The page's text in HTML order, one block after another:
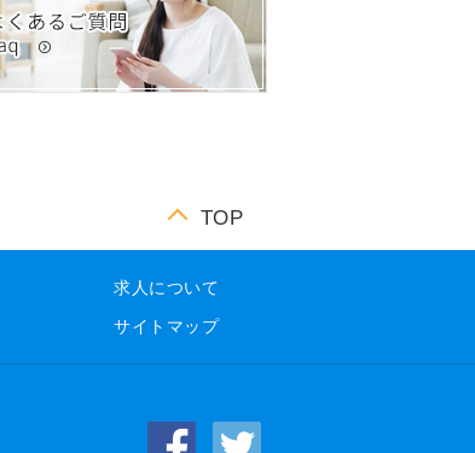
TOP
求人について
サイトマップ